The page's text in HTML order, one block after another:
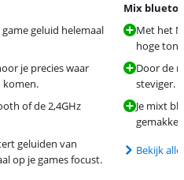
geluid helemaal
je precies waar
komen.
of de 2,4GHz
geluiden van
op je games focust.
Mix
Met het
hoge
Door de
steviger.
Je mixt
Bekijk